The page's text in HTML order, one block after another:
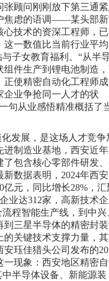
张顾问刚刚放下第三通
焦虑的语调——某头部
技术的资深工程师，
这一数值比当前行业平
子女教育福利。“从半
件生产到锂电池制造
使精密自动化工程师
企业争抢同一人才的状
句从业感悟精准概括了
发展，是这场人才竞争
进制造业基地，西安近
包含核心零部件研发
数据表明，2024年西
元，同比增长28%，汇
业达312家，高新技术
程智能生产线，到中兴
三星半导体的精密封
关键技术支撑力量，
珏佳猎头公司发布的
现象：西安地区精密
半导体设备、新能源装